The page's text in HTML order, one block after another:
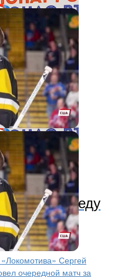
победу
Лиги
Сергей
очередной матч за